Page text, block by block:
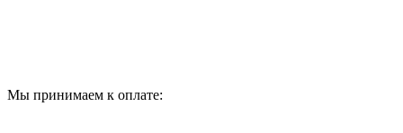
Мы принимаем к оплате: